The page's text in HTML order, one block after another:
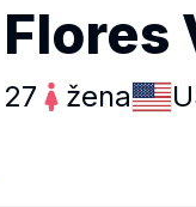
Flores
27 žena